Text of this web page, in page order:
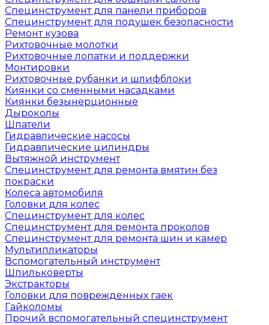
Специнструмент для панели приборов
Специнструмент для подушек безопасности
Ремонт кузова
Рихтовочные молотки
Рихтовочные лопатки и поддержки
Монтировки
Рихтовочные рубанки и шлифблоки
Киянки со сменными насадками
Киянки безынерционные
Дыроколы
Шпатели
Гидравлические насосы
Гидравлические цилиндры
Вытяжной инструмент
Специнструмент для ремонта вмятин без
покраски
Колеса автомобиля
Головки для колес
Специнструмент для колес
Специнструмент для ремонта проколов
Специнструмент для ремонта шин и камер
Мультипликаторы
Вспомогательный инструмент
Шпильковерты
Экстракторы
Головки для поврежденных гаек
Гайколомы
Прочий вспомогательный специнструмент